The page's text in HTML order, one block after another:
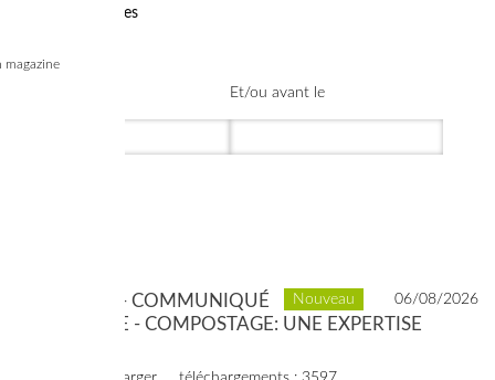
magazine
Eaux naturelles
Et/ou avant le
Nouveau 06/08/2026
2021 - 03 - COMMUNIQUÉ
DE PRESSE - COMPOSTAGE: UNE EXPERTISE